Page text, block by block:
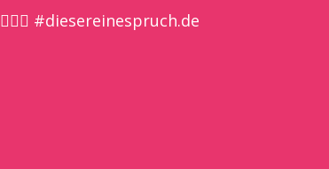
🤷🏼‍♀️ #diesereinespruch.de